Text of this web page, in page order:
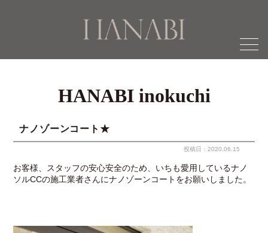
menu
HANABI inokuchi
ナノゾーンコート★
投稿日：2020.06.15
お客様、スタッフの安心安全のため、いちも愛用しているナノ
ソルCCの施工業者さんにナノゾーンコートをお願いしました。